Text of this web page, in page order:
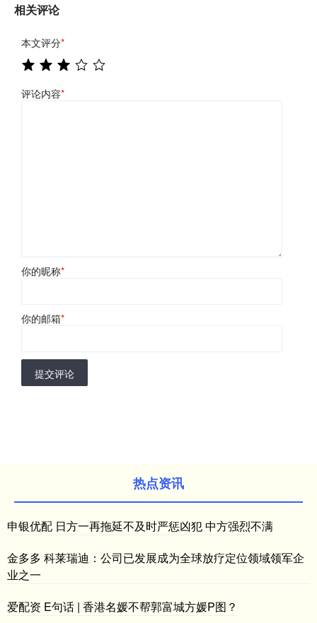
相关评论
本文评分*
评论内容*
你的昵称*
你的邮箱*
提交评论
热点资讯
申银优配 日方一再拖延不及时严惩凶犯 中方强烈不满
金多多 科莱瑞迪：公司已发展成为全球放疗定位领域领军企
业之一
爱配资 E句话 | 香港名媛不帮郭富城方媛P图？